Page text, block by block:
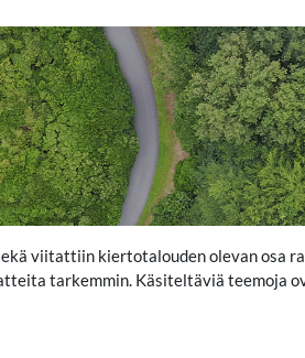
viitattiin kiertotalouden olevan osa
tarkemmin. Käsiteltäviä teemoja